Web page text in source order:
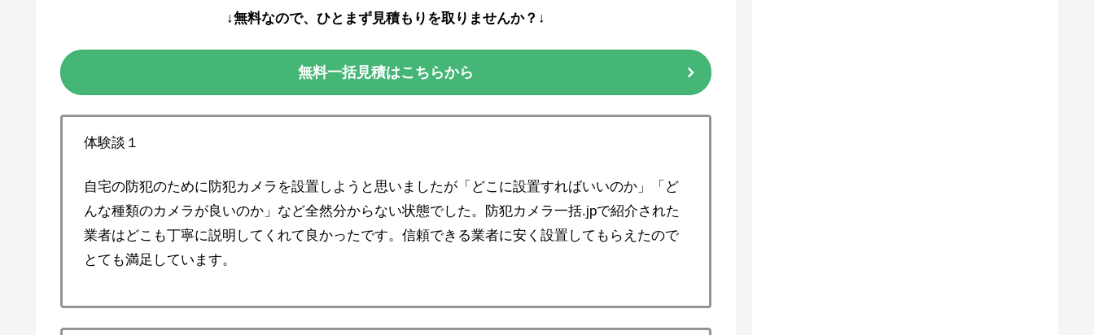
↓無料なので、ひとまず見積もりを取りませんか？↓
無料一括見積はこちらから
体験談１
自宅の防犯のために防犯カメラを設置しようと思いましたが「どこに設置すればいいのか」「ど
んな種類のカメラが良いのか」など全然分からない状態でした。防犯カメラ一括.jpで紹介された
業者はどこも丁寧に説明してくれて良かったです。信頼できる業者に安く設置してもらえたので
とても満足しています。